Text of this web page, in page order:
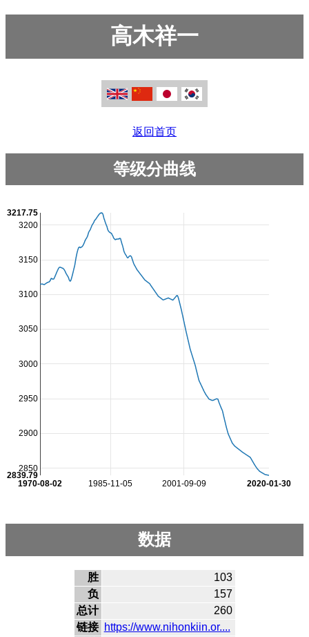
高木祥一
返回首页
等级分曲线
1985-11-05 2001-09-09
1970-08-02 2020-01-30
2850
2900
2950
3000
3050
3100
3150
3200
2839.79
3217.75
数据
胜
103
负
157
总计
260
链接 https://www.nihonkiin.or....